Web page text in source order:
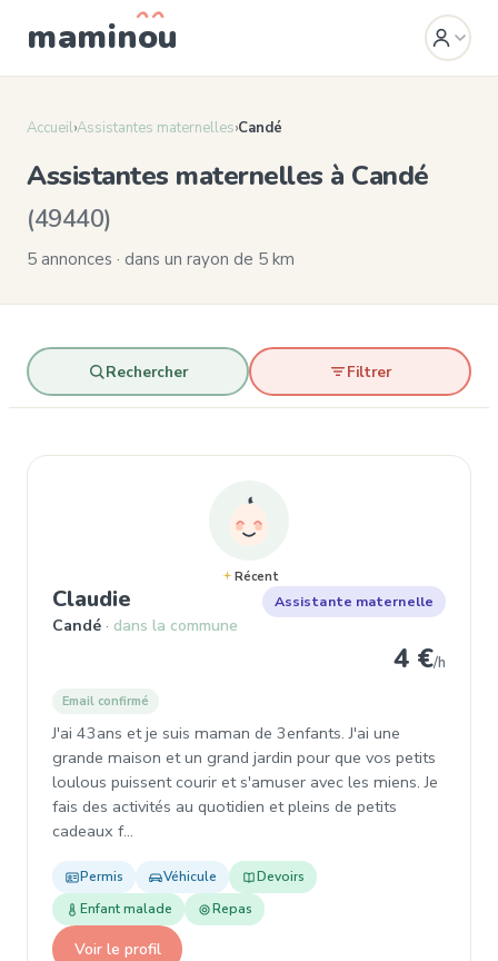
maminou
Accueil›Assistantes maternelles›Candé
Assistantes maternelles à Candé
(49440)
5 annonces · dans un rayon de 5 km
Rechercher Filtrer
Récent
Claudie , Assistante maternelle à Candé
Candé dans la commune
Assistante maternelle
4 €/h
Email confirmé
J'ai 43ans et je suis maman de 3enfants. J'ai une
grande maison et un grand jardin pour que vos petits
loulous puissent courir et s'amuser avec les miens. Je
fais des activités au quotidien et pleins de petits
cadeaux f…
Permis Véhicule
Devoirs
Enfant malade
Repas
Voir le profil